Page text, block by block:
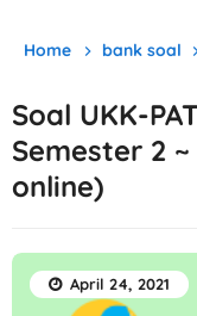
Home bank soal
Soal UKK-
Semester 2
online)
April 24, 2021